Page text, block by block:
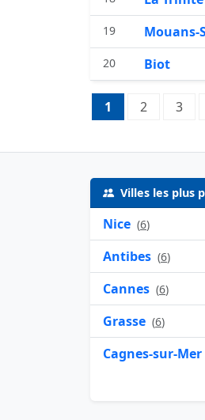
19 Mouans-
20 Biot
Pagination:
1 Page 1
2 Page 2
3
Villes les plus
Nice (6)
Antibes (6)
Cannes (6)
Grasse (6)
Cagnes-sur-Mer